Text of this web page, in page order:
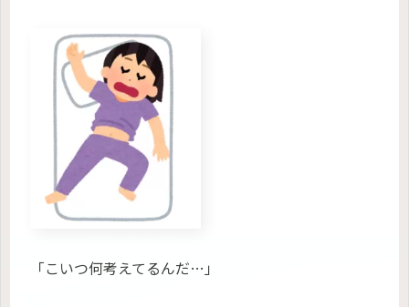
「こいつ何考えてるんだ…」